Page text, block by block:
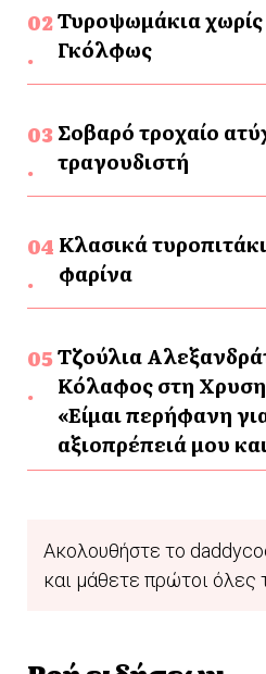
Τυροψωμάκια χωρίς
Γκόλφως
Σοβαρό τροχαίο
τραγουδιστή
Κλασικά
φαρίνα
Τζούλια
Κόλαφος στη
«Είμαι περήφανη
αξιοπρέπειά μου
Ακολουθήστε το
και μάθετε πρώτοι όλες